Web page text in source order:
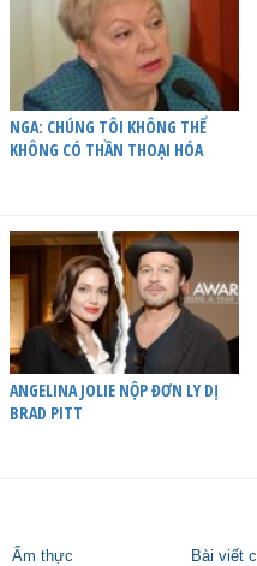
NGA: CHÚNG TÔI KHÔNG THỂ
KHÔNG CÓ THẦN THOẠI HÓA
ANGELINA JOLIE NỘP ĐƠN LY DỊ
BRAD PITT
Ẩm thực Bài viết